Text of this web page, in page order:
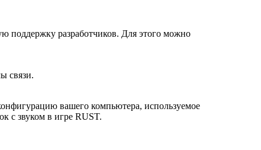
поддержку разработчиков. Для этого можно
связи.
вашего компьютера, используемое
с звуком в игре RUST.